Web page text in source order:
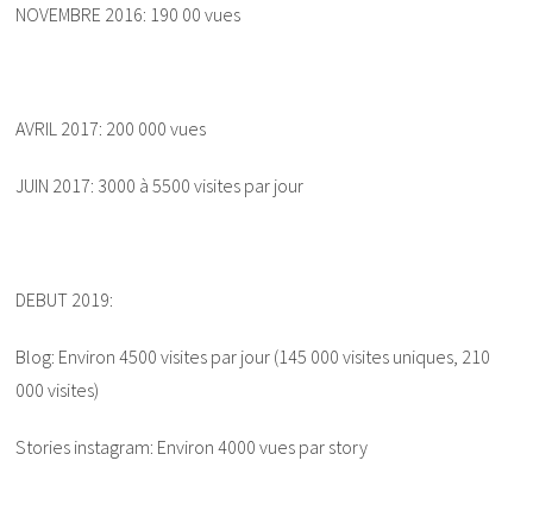
NOVEMBRE 2016: 190 00 vues
AVRIL 2017: 200 000 vues
JUIN 2017: 3000 à 5500 visites par jour
DEBUT 2019:
Blog: Environ 4500 visites par jour (145 000 visites uniques, 210
000 visites)
Stories instagram: Environ 4000 vues par story